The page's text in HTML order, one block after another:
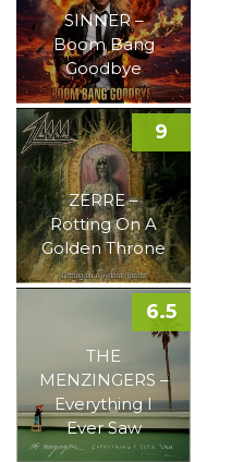
SINNER –
Boom Bang
Goodbye
ZERRE –
Rotting On A
Golden Throne
9
THE
MENZINGERS –
Everything I
Ever Saw
6.5